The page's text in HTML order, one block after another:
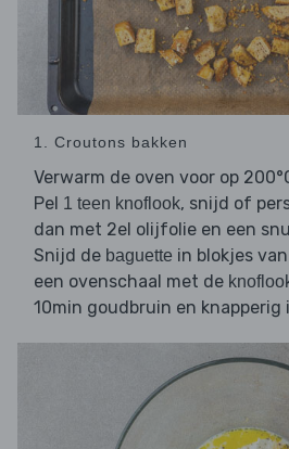
1. Croutons bakken
Verwarm de oven voor op
Pel 1 teen knoflook, snijd of
dan met 2el olijfolie en een
Snijd de baguette in blokjes
een ovenschaal met de
10min goudbruin en knapperig